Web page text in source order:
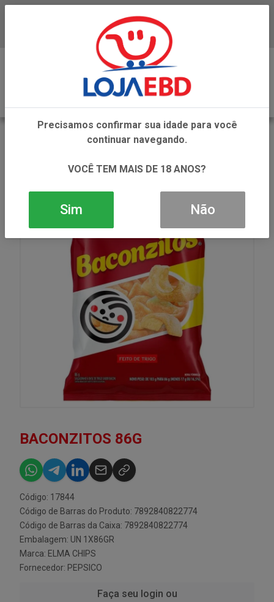
Baixe já nosso APP
SNACKS
SNACKS SALGADOS
BACONZITOS 86G
Código: 17844
Código de Barras do Produto: 7892840822774
Código de Barras da Caixa: 7892840822774
Embalagem: UN 1X86GR
Marca: ELMA CHIPS
Fornecedor: PEPSICO
Faça seu login ou
Precisamos confirmar sua idade para você
continuar navegando.
VOCÊ TEM MAIS DE 18 ANOS?
Sim Não